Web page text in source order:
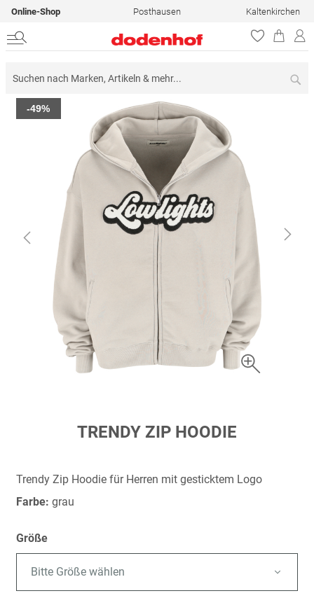
Online-Shop Posthausen Kaltenkirchen
Zum
Ende
-49%
springen
TRENDY ZIP HOODIE
Trendy Zip Hoodie für Herren mit gesticktem Logo
Farbe: grau
Größe
Bitte Größe wählen